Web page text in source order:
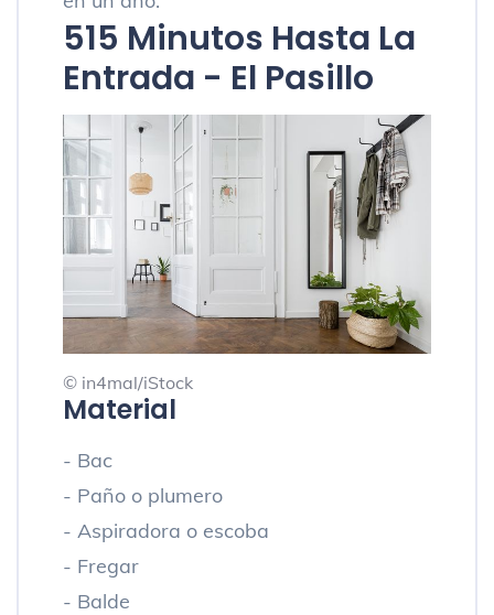
515 Minutos Hasta La
Entrada - El Pasillo
© in4mal/iStock
Material
- Bac
- Paño o plumero
- Aspiradora o escoba
- Fregar
- Balde